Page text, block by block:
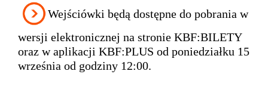
Wejściówki będą dostępne do pobrania w
wersji elektronicznej na stronie KBF:BILETY
oraz w aplikacji KBF:PLUS od poniedziałku 15
września od godziny 12:00.